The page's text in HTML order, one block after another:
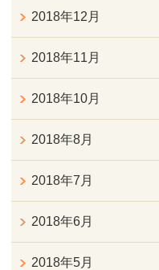
2018年12月
2018年11月
2018年10月
2018年8月
2018年7月
2018年6月
2018年5月